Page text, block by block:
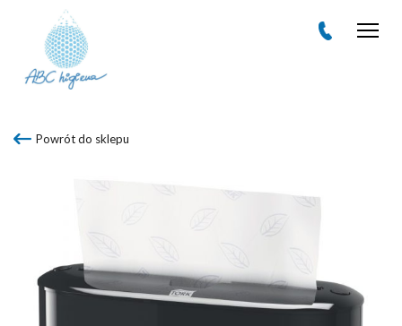
Powrót do sklepu